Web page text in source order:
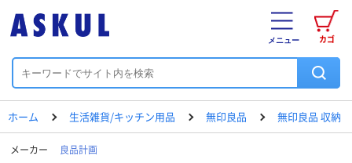
カゴ
メニュー
ホーム 生活雑貨/キッチン用品 無印良品 無印良品 収納
メーカー 良品計画